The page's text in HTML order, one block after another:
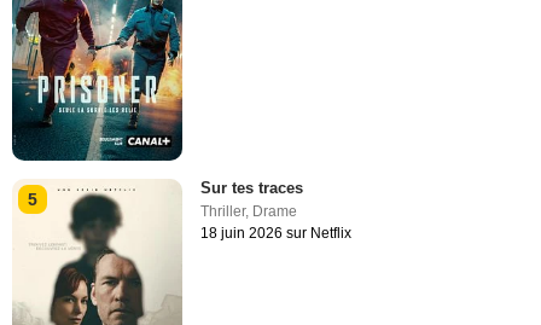
5
Sur tes traces
Thriller, Drame
18 juin 2026 sur Netflix